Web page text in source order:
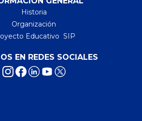
Historia
Organización
Educativo SIP
EN REDES SOCIALES